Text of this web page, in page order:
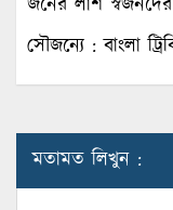
সৌজন্যে : বাংলা
মতামত লিখুন :